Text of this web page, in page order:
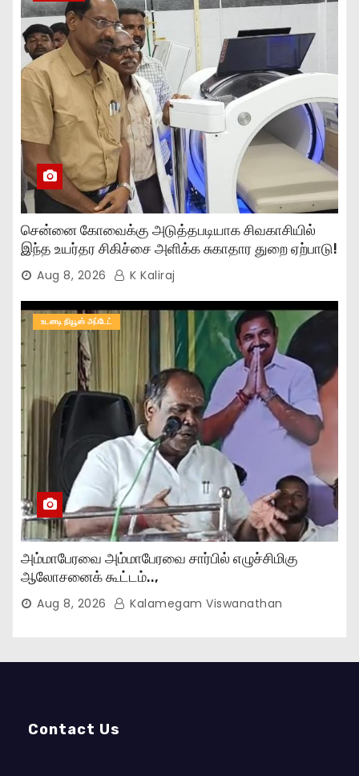
சென்னை கோவைக்கு அடுத்தபடியாக சிவகாசியில்
இந்த உயர்தர சிகிச்சை அளிக்க சுகாதார துறை ஏற்பாடு!
Aug 8, 2026 K Kaliraj
உடனடி நியூஸ் அப்டேட்
அம்மாபேரவை அம்மாபேரவை சார்பில் எழுச்சிமிகு
ஆலோசனைக் கூட்டம்..,
Aug 8, 2026 Kalamegam Viswanathan
Contact Us